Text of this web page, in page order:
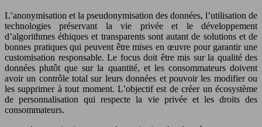
L’anonymisation et la pseudonymisation des données, l’utilisation de
technologies préservant la vie privée et le développement
d’algorithmes éthiques et transparents sont autant de solutions et de
bonnes pratiques qui peuvent être mises en œuvre pour garantir une
customisation responsable. Le focus doit être mis sur la qualité des
données plutôt que sur la quantité, et les consommateurs doivent
avoir un contrôle total sur leurs données et pouvoir les modifier ou
les supprimer à tout moment. L’objectif est de créer un écosystème
de personnalisation qui respecte la vie privée et les droits des
consommateurs.